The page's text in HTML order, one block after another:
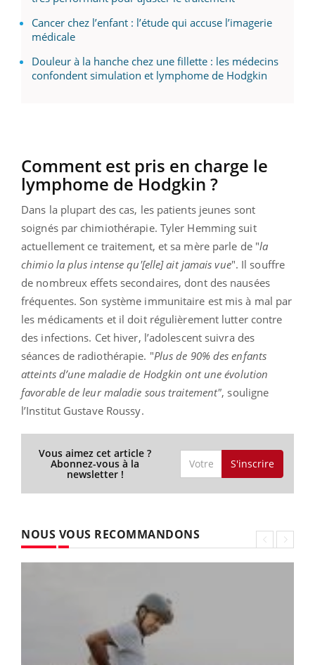
Cancer chez l’enfant : l’étude qui accuse l’imagerie
médicale
Douleur à la hanche chez une fillette : les médecins
confondent simulation et lymphome de Hodgkin
Comment est pris en charge le
lymphome de Hodgkin ?
Dans la plupart des cas, les patients jeunes sont
soignés par chimiothérapie. Tyler Hemming suit
actuellement ce traitement, et sa mère parle de "la
chimio la plus intense qu'[elle] ait jamais vue". Il souffre
de nombreux effets secondaires, dont des nausées
fréquentes. Son système immunitaire est mis à mal par
les médicaments et il doit régulièrement lutter contre
des infections. Cet hiver, l’adolescent suivra des
séances de radiothérapie. "Plus de 90% des enfants
atteints d’une maladie de Hodgkin ont une évolution
favorable de leur maladie sous traitement", souligne
l’Institut Gustave Roussy.
Vous aimez cet article ?
Abonnez-vous à la
newsletter !
S'inscrire
NOUS VOUS RECOMMANDONS